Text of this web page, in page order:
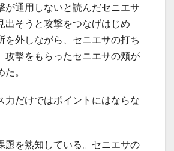
が通用しないと読んだセニエサ
出そうと攻撃をつなげはじめ
を外しながら、セニエサの打ち
攻撃をもらったセニエサの頬が
。
力だけではポイントにはならな
題を熟知している。セニエサの